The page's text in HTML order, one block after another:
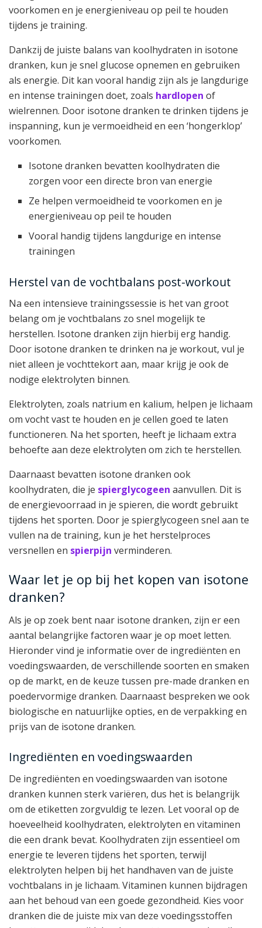
voorkomen en je energieniveau op peil te houden
tijdens je training.
Dankzij de juiste balans van koolhydraten in isotone
dranken, kun je snel glucose opnemen en gebruiken
als energie. Dit kan vooral handig zijn als je langdurige
en intense trainingen doet, zoals hardlopen of
wielrennen. Door isotone dranken te drinken tijdens je
inspanning, kun je vermoeidheid en een ‘hongerklop’
voorkomen.
Isotone dranken bevatten koolhydraten die
zorgen voor een directe bron van energie
Ze helpen vermoeidheid te voorkomen en je
energieniveau op peil te houden
Vooral handig tijdens langdurige en intense
trainingen
Herstel van de vochtbalans post-workout
Na een intensieve trainingssessie is het van groot
belang om je vochtbalans zo snel mogelijk te
herstellen. Isotone dranken zijn hierbij erg handig.
Door isotone dranken te drinken na je workout, vul je
niet alleen je vochttekort aan, maar krijg je ook de
nodige elektrolyten binnen.
Elektrolyten, zoals natrium en kalium, helpen je lichaam
om vocht vast te houden en je cellen goed te laten
functioneren. Na het sporten, heeft je lichaam extra
behoefte aan deze elektrolyten om zich te herstellen.
Daarnaast bevatten isotone dranken ook
koolhydraten, die je spierglycogeen aanvullen. Dit is
de energievoorraad in je spieren, die wordt gebruikt
tijdens het sporten. Door je spierglycogeen snel aan te
vullen na de training, kun je het herstelproces
versnellen en spierpijn verminderen.
Waar let je op bij het kopen van isotone
dranken?
Als je op zoek bent naar isotone dranken, zijn er een
aantal belangrijke factoren waar je op moet letten.
Hieronder vind je informatie over de ingrediënten en
voedingswaarden, de verschillende soorten en smaken
op de markt, en de keuze tussen pre-made dranken en
poedervormige dranken. Daarnaast bespreken we ook
biologische en natuurlijke opties, en de verpakking en
prijs van de isotone dranken.
Ingrediënten en voedingswaarden
De ingrediënten en voedingswaarden van isotone
dranken kunnen sterk variëren, dus het is belangrijk
om de etiketten zorgvuldig te lezen. Let vooral op de
hoeveelheid koolhydraten, elektrolyten en vitaminen
die een drank bevat. Koolhydraten zijn essentieel om
energie te leveren tijdens het sporten, terwijl
elektrolyten helpen bij het handhaven van de juiste
vochtbalans in je lichaam. Vitaminen kunnen bijdragen
aan het behoud van een goede gezondheid. Kies voor
dranken die de juiste mix van deze voedingsstoffen